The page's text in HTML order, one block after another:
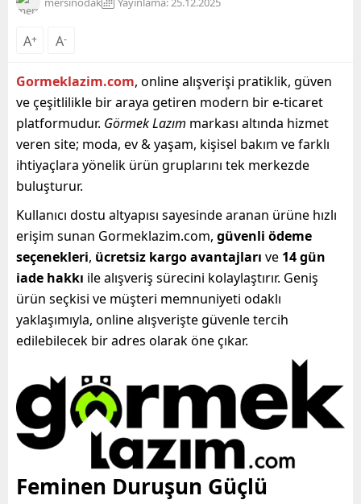
A+ A-
Gormeklazim.com, online alışverişi pratiklik, güven
ve çeşitlilikle bir araya getiren modern bir e-ticaret
platformudur. Görmek Lazım markası altında hizmet
veren site; moda, ev & yaşam, kişisel bakım ve farklı
ihtiyaçlara yönelik ürün gruplarını tek merkezde
buluşturur.
Kullanıcı dostu altyapısı sayesinde aranan ürüne hızlı
erişim sunan Gormeklazim.com, güvenli ödeme
seçenekleri, ücretsiz kargo avantajları ve 14 gün
iade hakkı ile alışveriş sürecini kolaylaştırır. Geniş
ürün seçkisi ve müşteri memnuniyeti odaklı
yaklaşımıyla, online alışverişte güvenle tercih
edilebilecek bir adres olarak öne çıkar.
Feminen Duruşun Güçlü